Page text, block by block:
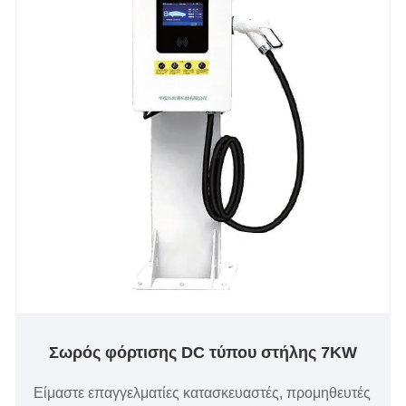
τις αγοραστικές σας ανάγκες για φόρτιση νέας
Σωρός φόρτισης DC τύπου στήλης 7KW
Είμαστε επαγγελματίες κατασκευαστές, προμηθευτές